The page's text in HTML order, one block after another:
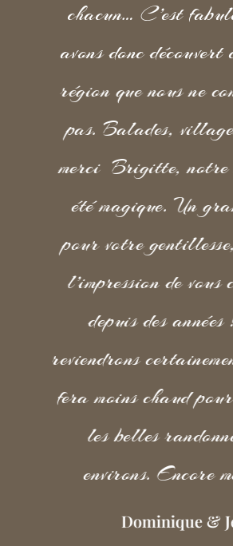
chacun… C’est
avons donc
région que nous ne
pas. Balades,
merci Brigitte, notre
été magique. Un
pour votre
l’impression de
depuis des
reviendrons
fera moins chaud
les belles
environs. Encore
Dominique &